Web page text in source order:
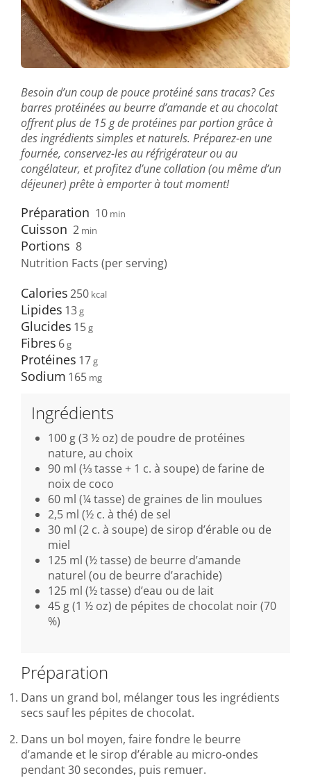
Besoin d’un coup de pouce protéiné sans tracas? Ces
barres protéinées au beurre d’amande et au chocolat
offrent plus de 15 g de protéines par portion grâce à
des ingrédients simples et naturels. Préparez-en une
fournée, conservez-les au réfrigérateur ou au
congélateur, et profitez d’une collation (ou même d’un
déjeuner) prête à emporter à tout moment!
Préparation 10 min
Cuisson 2 min
Portions 8
Nutrition Facts (per serving)
Calories250
Lipides 13
Glucides 15
Fibres 6
Protéines 17
Sodium 165
Ingrédients
100 g (3 ½ oz) de poudre de protéines
nature, au choix
90 ml (⅓ tasse + 1 c. à soupe) de farine de
noix de coco
60 ml (¼ tasse) de graines de lin moulues
2,5 ml (½ c. à thé) de sel
30 ml (2 c. à soupe) de sirop d’érable ou de
miel
125 ml (½ tasse) de beurre d’amande
naturel (ou de beurre d’arachide)
125 ml (½ tasse) d’eau ou de lait
45 g (1 ½ oz) de pépites de chocolat noir (70
%)
Préparation
Dans un grand bol, mélanger tous les ingrédients
secs sauf les pépites de chocolat.
Dans un bol moyen, faire fondre le beurre
d’amande et le sirop d’érable au micro-ondes
pendant 30 secondes, puis remuer.